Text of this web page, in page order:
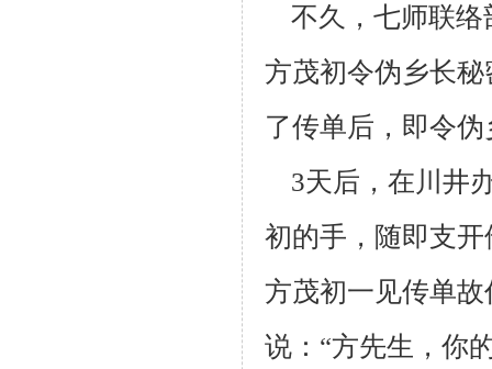
不久，七师联络
方茂初令伪乡长
了传单后，即令伪
3天后，在川井
初的手，随即支
方茂初一见传单故
说：“方先生， 你